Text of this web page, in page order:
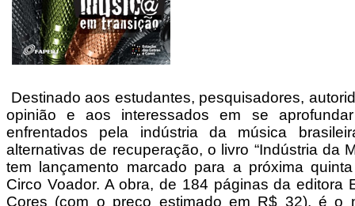
Destinado aos estudantes, pesquisadores,
opinião e aos interessados em se
enfrentados pela indústria da música
alternativas de recuperação, o livro “Indústria da
tem lançamento marcado para a próxima
Circo Voador. A obra, de 184 páginas da editora
Cores (com o preço estimado em R$ 32), é o